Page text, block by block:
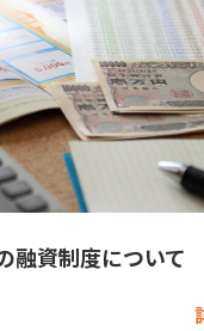
融資制度について